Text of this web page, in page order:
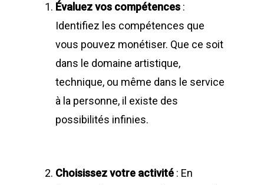
Évaluez vos compétences :
Identifiez les compétences que
vous pouvez monétiser. Que ce soit
dans le domaine artistique,
technique, ou même dans le service
à la personne, il existe des
possibilités infinies.
Choisissez votre activité : En